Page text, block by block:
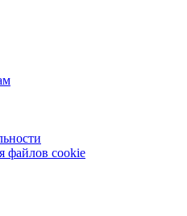
файлов cookie